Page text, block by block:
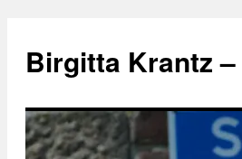
innehåll
Birgitta Krantz